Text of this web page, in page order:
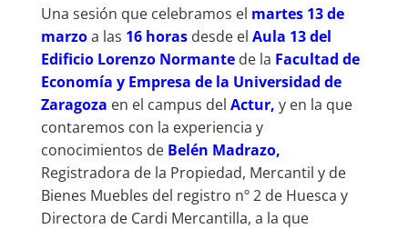
Una sesión que celebramos el martes 13 de
marzoa las 16 horasdesde el Aula 13 del
Edificio Lorenzo Normante de la Facultad de
Economía y Empresa de la Universidad de
Zaragoza en el campus del Actur, y en la que
contaremos con la experiencia y
conocimientos de Belén Madrazo,
Registradora de la Propiedad, Mercantil y de
Bienes Muebles del registro nº 2 de Huesca y
Directora de Cardi Mercantilla, a la que